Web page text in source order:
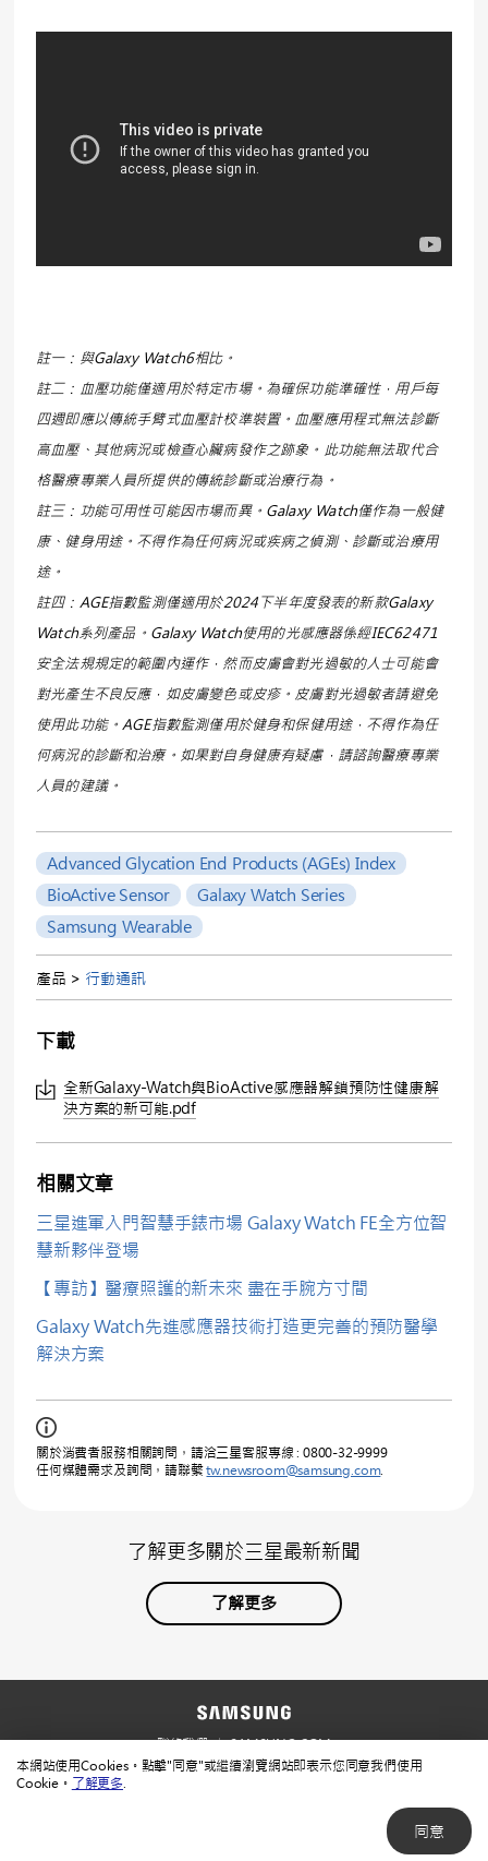
本網站使用Cookies。點擊"同意"或繼續瀏覽網站即表示您同意我們使用
Cookie。 了解更多
同意
註一：與Galaxy Watch6相比。
註二：血壓功能僅適用於特定市場。為確保功能準確性，用戶每
四週即應以傳統手臂式血壓計校準裝置。血壓應用程式無法診斷
高血壓、其他病況或檢查心臟病發作之跡象。此功能無法取代合
格醫療專業人員所提供的傳統診斷或治療行為。
註三：功能可用性可能因市場而異。Galaxy Watch僅作為一般健
康、健身用途。不得作為任何病況或疾病之偵測、診斷或治療用
途。
註四：AGE指數監測僅適用於2024下半年度發表的新款Galaxy
Watch系列產品。Galaxy Watch使用的光感應器係經IEC62471
安全法規規定的範圍內運作，然而皮膚會對光過敏的人士可能會
對光產生不良反應，如皮膚變色或皮疹。皮膚對光過敏者請避免
使用此功能。AGE指數監測僅用於健身和保健用途，不得作為任
何病況的診斷和治療。如果對自身健康有疑慮，請諮詢醫療專業
人員的建議。
Advanced Glycation End Products (AGEs) Index
BioActive Sensor
Galaxy Watch Series
Samsung Wearable
產品 > 行動通訊
下載
全新Galaxy-Watch與BioActive感應器解鎖預防性健康解
決方案的新可能.pdf
相關文章
三星進軍入門智慧手錶市場 Galaxy Watch FE全方位智
慧新夥伴登場
【專訪】醫療照護的新未來 盡在手腕方寸間
Galaxy Watch先進感應器技術打造更完善的預防醫學
解決方案
關於消費者服務相關詢問，請洽三星客服專線 : 0800-32-9999
任何媒體需求及詢問，請聯繫tw.newsroom@samsung.com.
了解更多關於三星最新新聞
了解更多
聯絡我們
SAMSUNG.COM
使用規範
隱私規範